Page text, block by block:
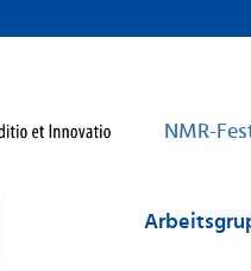
NMR-